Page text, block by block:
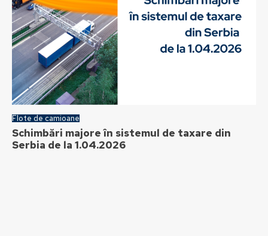
Flote de camioane
Schimbări majore în sistemul de taxare din
Serbia de la 1.04.2026